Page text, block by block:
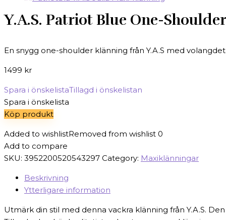
Y.A.S. Patriot Blue One-
En snygg one-shoulder klänning från Y.A.S med
1499 kr
Spara i önskelistaTillagd i önskelistan
Spara i önskelista
Köp produkt
Added to wishlistRemoved from wishlist 0
Add to compare
SKU: 3952200520543297 Category: Maxiklänningar
Beskrivning
Ytterligare information
Utmärk din stil med denna vackra klänning från Y.A.S.